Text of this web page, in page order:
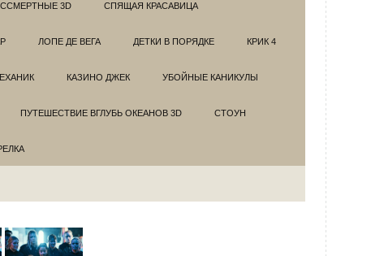
3D СПЯЩАЯ КРАСАВИЦА
ЛОПЕ ДЕ ВЕГА ДЕТКИ В ПОРЯДКЕ КРИК 4
КАЗИНО ДЖЕК УБОЙНЫЕ КАНИКУЛЫ
ПУТЕШЕСТВИЕ ВГЛУБЬ ОКЕАНОВ 3D СТОУН